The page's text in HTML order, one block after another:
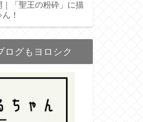
｜「聖王の粉砕」に描
！
ログもヨロシク